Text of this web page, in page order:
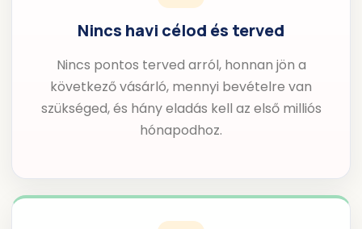
Nincs havi célod és terved
Nincs pontos terved arról, honnan jön a
következő vásárló, mennyi bevételre van
szükséged, és hány eladás kell az első milliós
hónapodhoz.